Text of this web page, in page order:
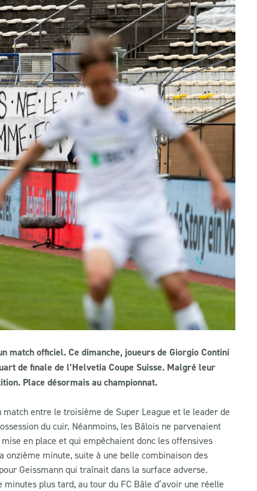
match officiel. Ce dimanche, joueurs de Giorgio Contini
de finale de l’Helvetia Coupe Suisse. Malgré leur
Place désormais au championnat.
entre le troisième de Super League et le leader de
du cuir. Néanmoins, les Bâlois ne parvenaient
en place et qui empêchaient donc les offensives
onzième minute, suite à une belle combinaison des
Geissmann qui traînait dans la surface adverse.
plus tard, au tour du FC Bâle d’avoir une réelle